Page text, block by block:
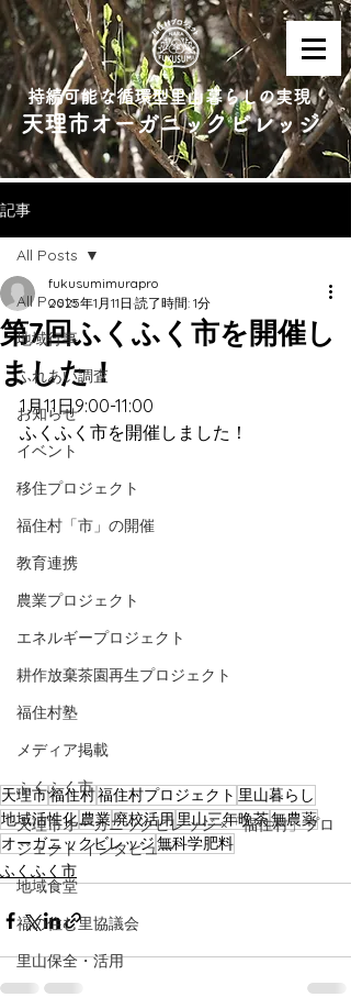
持続可能な循環型里山暮らしの実現
天理市オーガニックビレッジ
記事
All Posts
地域行事
ふれあい調査
お知らせ
イベント
移住プロジェクト
福住村「市」の開催
教育連携
農業プロジェクト
エネルギープロジェクト
耕作放棄茶園再生プロジェクト
福住村塾
メディア掲載
ふくふく市
天理市オーガニックビレッジ ×「福住村」プロ
ジェクト インタビュー
地域食堂
福の住む里協議会
里山保全・活用
All Posts
第7回ふくふく市を開催し
ました！
fukusumimurapro
2025年1月11日 読了時間: 1分
1月11日9:00-11:00
ふくふく市を開催しました！
天理市福住村福住村プロジェクト 里山暮らし
地域活性化農業廃校活用里山三年晩茶無農薬
オーガニックビレッジ無科学肥料
ふくふく市